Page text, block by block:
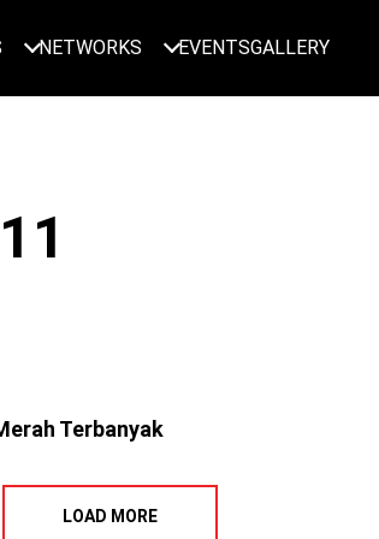
NETWORKS EVENTSGALLERY
Terbanyak
LOAD MORE